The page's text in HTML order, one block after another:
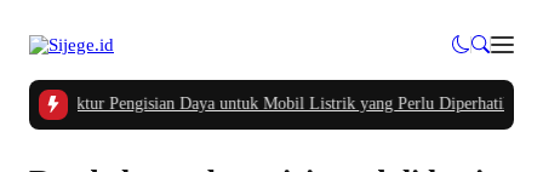
Infrastruktur Pengisian Daya untuk Mobil Listrik yang Perlu Diperhatikan